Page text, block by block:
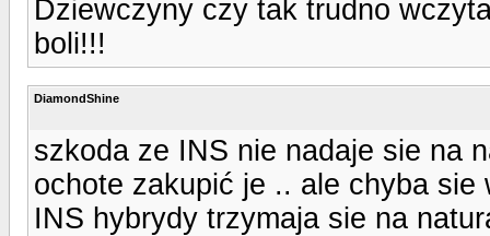
Dziewczyny czy tak trudno
boli!!!
DiamondShine
szkoda ze INS nie nadaje sie na
ochote zakupić je .. ale chyba
INS hybrydy trzymaja sie na